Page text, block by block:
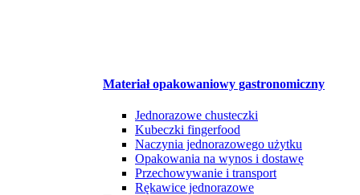
Materiał opakowaniowy gastronomiczny
Jednorazowe chusteczki
Kubeczki fingerfood
Naczynia jednorazowego użytku
Opakowania na wynos i dostawę
Przechowywanie i transport
Rękawice jednorazowe